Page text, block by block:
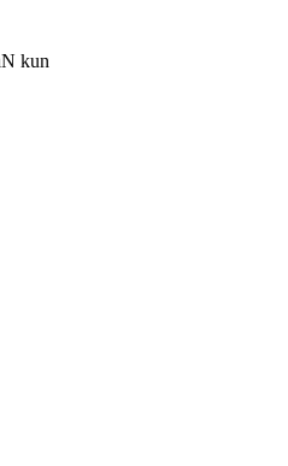
kun